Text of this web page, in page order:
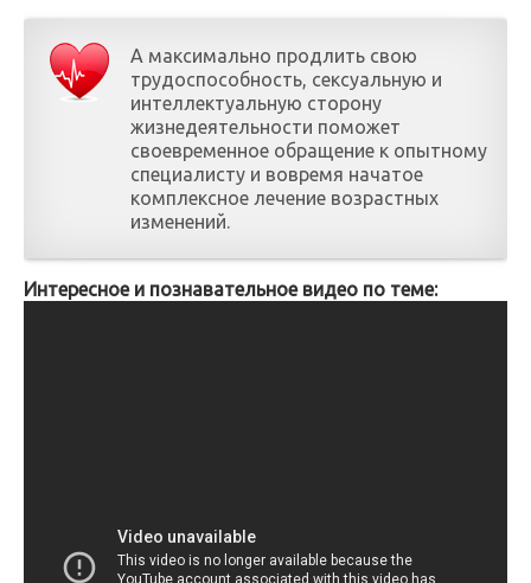
А максимально продлить свою
трудоспособность, сексуальную и
интеллектуальную сторону
жизнедеятельности поможет
своевременное обращение к опытному
специалисту и вовремя начатое
комплексное лечение возрастных
изменений.
Интересное и познавательное видео по теме: